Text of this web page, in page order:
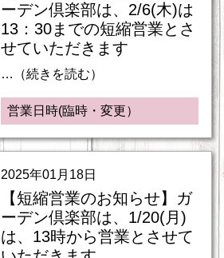
ーデン倶楽部は、2/6(木)は
13：30までの短縮営業とさ
せていただきます
…（続きを読む）
営業日時(臨時・変更）
2025年01月18日
【短縮営業のお知らせ】ガ
ーデン倶楽部は、1/20(月)
は、13時から営業とさせて